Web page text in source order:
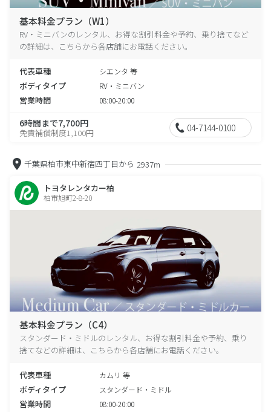
基本料金プラン（W1）
RV・ミニバンのレンタル、お得な割引料金や予約、乗り捨てなど
の詳細は、こちらから各店舗にお電話ください。
代表車種 シエンタ 等
ボディタイプ RV・ミニバン
営業時間 08:00-20:00
6時間まで7,700円
免責補償制度1,100円 04-7144-0100
千葉県柏市東中新宿四丁目から 2937m
トヨタレンタカー柏
柏市旭町2-8-20
基本料金プラン（C4）
スタンダード・ミドルのレンタル、お得な割引料金や予約、乗り
捨てなどの詳細は、こちらから各店舗にお電話ください。
代表車種 カムリ 等
ボディタイプ スタンダード・ミドル
営業時間 08:00-20:00